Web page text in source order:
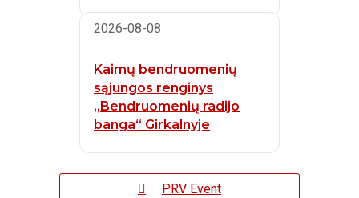
2026-08-08
Kaimų bendruomenių
sąjungos renginys
„Bendruomenių radijo
banga“ Girkalnyje
PRV Event